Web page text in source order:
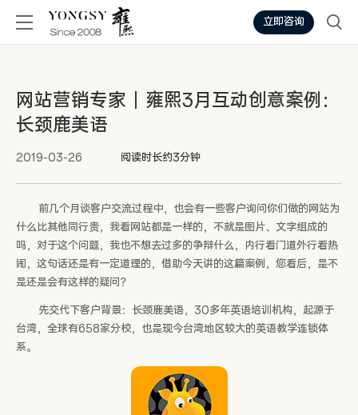
立即咨询
网站营销专家丨雍熙3月互动创意案例：
长颈鹿美语
2019-03-26 阅读时长约3分钟
前几个月谈客户交流过程中，也会有一些客户询问你们做的网站为
什么比其他同行贵，我看网站都是一样的，不就是图片、文字组成的
吗，对于这个问题，我也不想去过多的争辩什么，内行看门道外行看热
闹，这句话还是有一定道理的，借助今天讲的这篇案例，您看后，是不
是还是会有这样的疑问？
先交代下客户背景：长颈鹿美语，30多年英语培训机构，起源于
台湾，全球有658家分校，也是现今台湾地区较大的英语教学连锁体
系。